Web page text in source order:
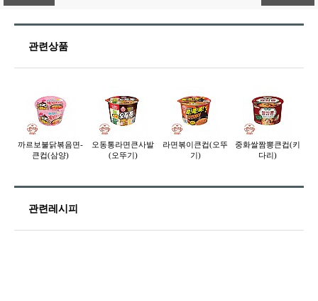
관련상품
까르보불닭볶음면-
큰컵(삼양)
오동통라면큰사발
(오뚜기)
라면볶이큰컵(오뚜
기)
중화쌀짬뽕큰컵(키
다리)
관련레시피